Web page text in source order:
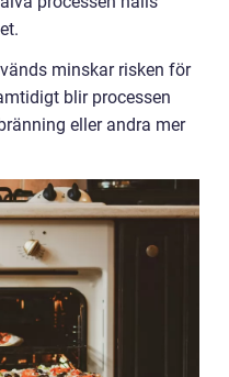
minskar risken för
blir processen
eller andra mer